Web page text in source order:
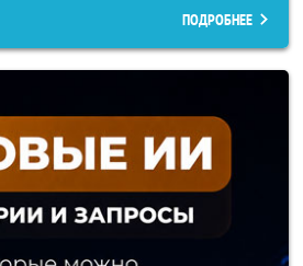
ПОДРОБНЕЕ